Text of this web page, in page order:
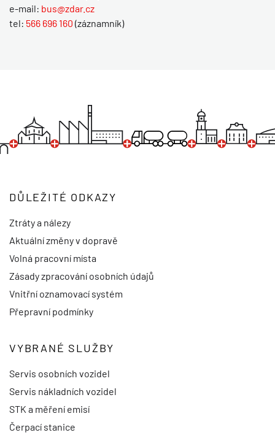
e-mail: bus@zdar.cz
tel: 566 696 160 (záznamník)
DŮLEŽITÉ ODKAZY
Ztráty a nálezy
Aktuální změny v dopravě
Volná pracovní místa
Zásady zpracování osobních údajů
Vnitřní oznamovací systém
Přepravní podmínky
VYBRANÉ SLUŽBY
Servis osobních vozidel
Servis nákladních vozidel
STK a měření emisí
Čerpací stanice